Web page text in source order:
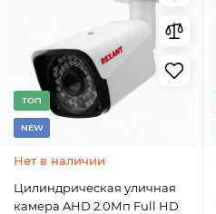
TОП
NEW
Нет в наличии
Цилиндрическая уличная
камера AHD 2.0Мп Full HD